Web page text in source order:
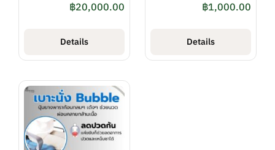
฿20,000.00
Details
฿1,000.00
Details